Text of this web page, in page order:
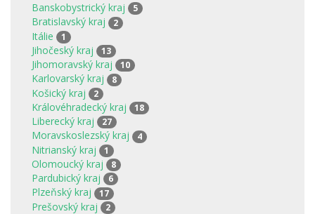
Banskobystrický kraj 5
Bratislavský kraj 2
Itálie 1
Jihočeský kraj 13
Jihomoravský kraj 10
Karlovarský kraj 8
Košický kraj 2
Královéhradecký kraj 18
Liberecký kraj 27
Moravskoslezský kraj 4
Nitrianský kraj 1
Olomoucký kraj 8
Pardubický kraj 6
Plzeňský kraj 17
Prešovský kraj 2